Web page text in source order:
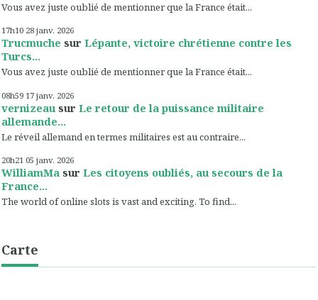
Vous avez juste oublié de mentionner que la France était...
17h10 28 janv. 2026
Trucmuche sur Lépante, victoire chrétienne contre les
Turcs...
Vous avez juste oublié de mentionner que la France était...
08h59 17 janv. 2026
vernizeau sur Le retour de la puissance militaire
allemande...
Le réveil allemand en termes militaires est au contraire...
20h21 05 janv. 2026
WilliamMa sur Les citoyens oubliés, au secours de la
France...
The world of online slots is vast and exciting. To find...
Carte